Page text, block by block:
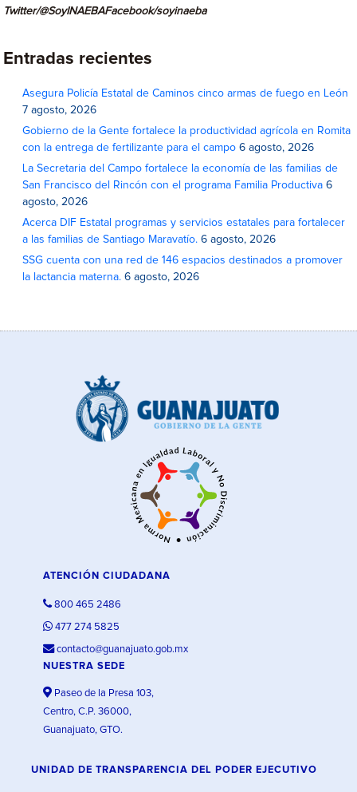
Twitter/@SoyINAEBAFacebook/soyinaeba
Entradas recientes
Asegura Policía Estatal de Caminos cinco armas de fuego en León
7 agosto, 2026
Gobierno de la Gente fortalece la productividad agrícola en Romita
con la entrega de fertilizante para el campo 6 agosto, 2026
La Secretaria del Campo fortalece la economía de las familias de
San Francisco del Rincón con el programa Familia Productiva 6
agosto, 2026
Acerca DIF Estatal programas y servicios estatales para fortalecer
a las familias de Santiago Maravatío. 6 agosto, 2026
SSG cuenta con una red de 146 espacios destinados a promover
la lactancia materna. 6 agosto, 2026
ATENCIÓN CIUDADANA
800 465 2486
477 274 5825
contacto@guanajuato.gob.mx
NUESTRA SEDE
Paseo de la Presa 103,
Centro, C.P. 36000,
Guanajuato, GTO.
UNIDAD DE TRANSPARENCIA DEL PODER EJECUTIVO